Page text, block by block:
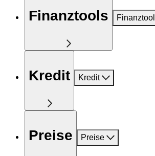
Finanztools
Kredit Kredit
Preise Preise